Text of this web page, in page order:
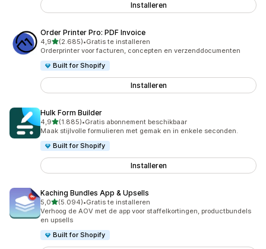
Installeren
Order Printer Pro: PDF Invoice
4,9van 5 sterren
(2.685)
2685 recensies in totaal
•Gratis te installeren
Orderprinter voor facturen, concepten en verzenddocumenten
Built for Shopify
Installeren
Hulk Form Builder
4,9van 5 sterren
(1.885)
1885 recensies in totaal
•Gratis abonnement beschikbaar
Maak stijlvolle formulieren met gemak en in enkele seconden.
Built for Shopify
Installeren
Kaching Bundles App & Upsells
5,0van 5 sterren
(5.094)
5094 recensies in totaal
•Gratis te installeren
Verhoog de AOV met de app voor staffelkortingen, productbundels
en upsells
Built for Shopify